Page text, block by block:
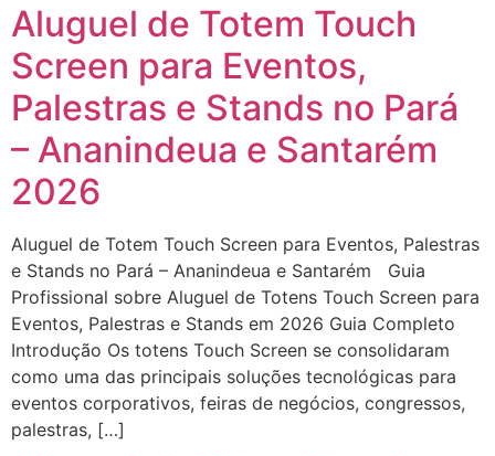
Aluguel de Totem Touch
Screen para Eventos,
Palestras e Stands no Pará
– Ananindeua e Santarém
2026
Aluguel de Totem Touch Screen para Eventos, Palestras
e Stands no Pará – Ananindeua e Santarém Guia
Profissional sobre Aluguel de Totens Touch Screen para
Eventos, Palestras e Stands em 2026 Guia Completo
Introdução Os totens Touch Screen se consolidaram
como uma das principais soluções tecnológicas para
eventos corporativos, feiras de negócios, congressos,
palestras, […]